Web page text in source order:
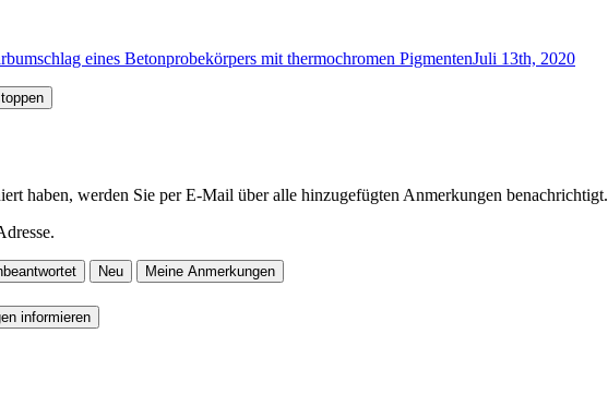
eines Betonprobekörpers mit thermochromen PigmentenJuli 13th, 2020
haben, werden Sie per E-Mail über alle hinzugefügten Anmerkungen benachrichtigt.
Neu
Meine Anmerkungen
informieren